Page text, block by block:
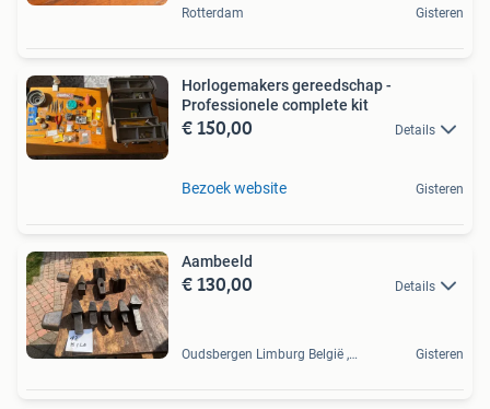
Rotterdam Gisteren
Horlogemakers gereedschap -
Professionele complete kit
€ 150,00 Details
Bezoek website Gisteren
Aambeeld
€ 130,00 Details
Oudsbergen Limburg België , BE Gisteren